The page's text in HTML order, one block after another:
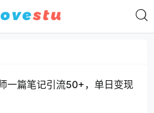
一篇笔记引流50+，单日变现